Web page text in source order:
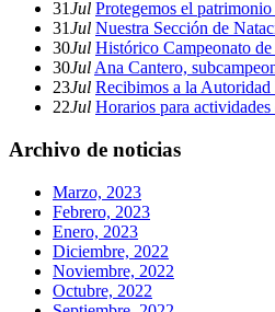
31Jul Protegemos el
31Jul Nuestra Sección de
30Jul Histórico Campeonato
30Jul Ana Cantero,
23Jul Recibimos a la Autoridad
22Jul Horarios para
Archivo de noticias
Marzo, 2023
Febrero, 2023
Enero, 2023
Diciembre, 2022
Noviembre, 2022
Octubre, 2022